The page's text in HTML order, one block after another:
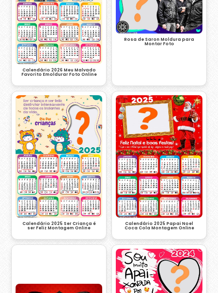
Calendário 2026 Meu Malvado
Favorito Emoldurar Foto Online
Rosa de Saron Moldura para
Montar Foto
Calendário 2025 Ser Criança é
ser Feliz Montagem Online
Calendário 2025 Papai Noel
Coca Cola Montagem Online